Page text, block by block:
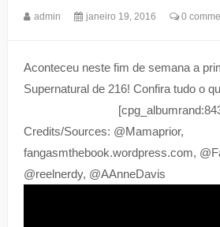
admin janeiro 19, 2016 0
Aconteceu neste fim de semana a
Supernatural de 216! Confira tudo o
Credits/Sources: @Mamaprior,
fangasmthebook.wordpress.com,
@reelnerdy, @AAnneDavis